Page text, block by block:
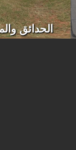
الحدائق